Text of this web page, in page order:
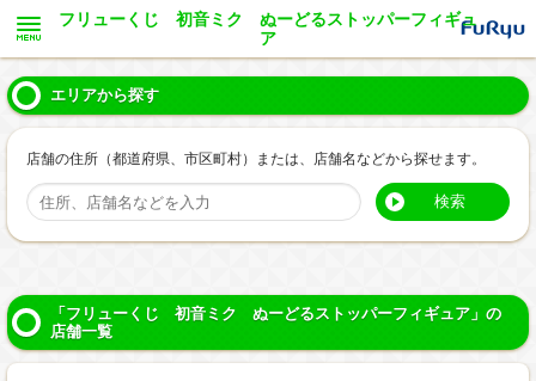
フリューくじ 初音ミク ぬーどるストッパーフィギュ
ア
エリアから探す
店舗の住所（都道府県、市区町村）または、店舗名などから探せます。
検索
「フリューくじ 初音ミク ぬーどるストッパーフィギュア」の
店舗一覧